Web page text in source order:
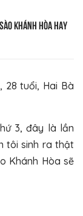
KHÁNH HÒA HAY
28 tuổi, Hai Bà
3, đây là lần
tôi sinh ra thật
Khánh Hòa sẽ